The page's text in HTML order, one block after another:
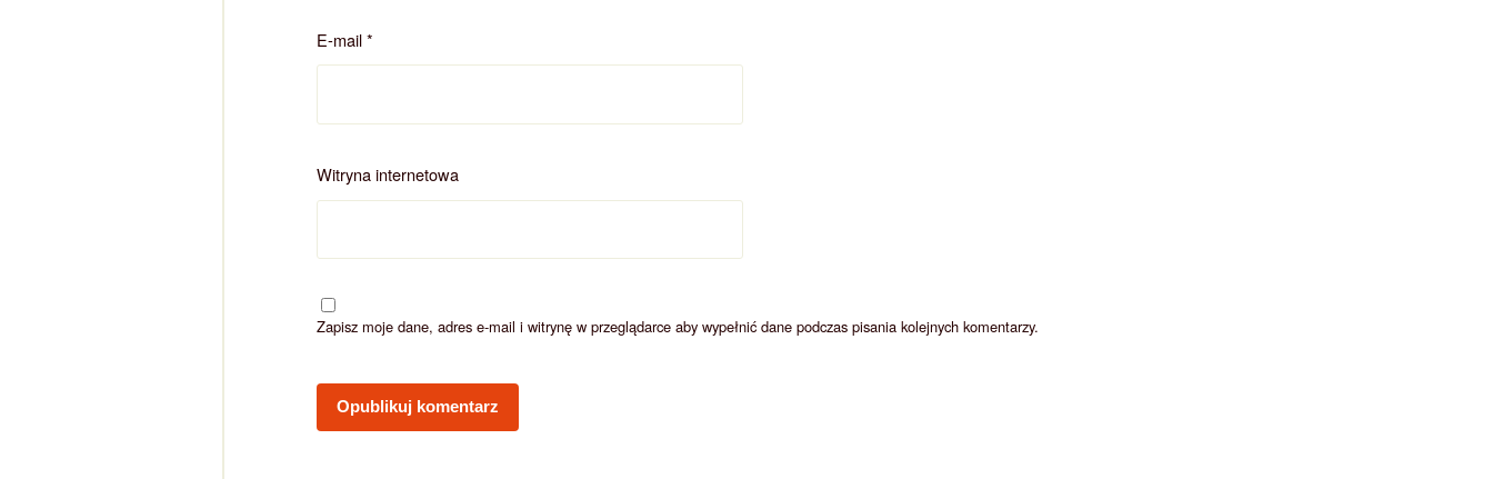
E-mail*
Witryna internetowa
Zapisz moje dane, adres e-mail i witrynę w przeglądarce aby wypełnić dane podczas pisania kolejnych komentarzy.